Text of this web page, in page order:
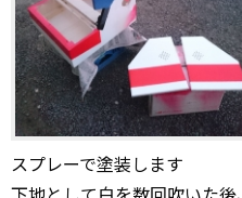
スプレーで塗装します